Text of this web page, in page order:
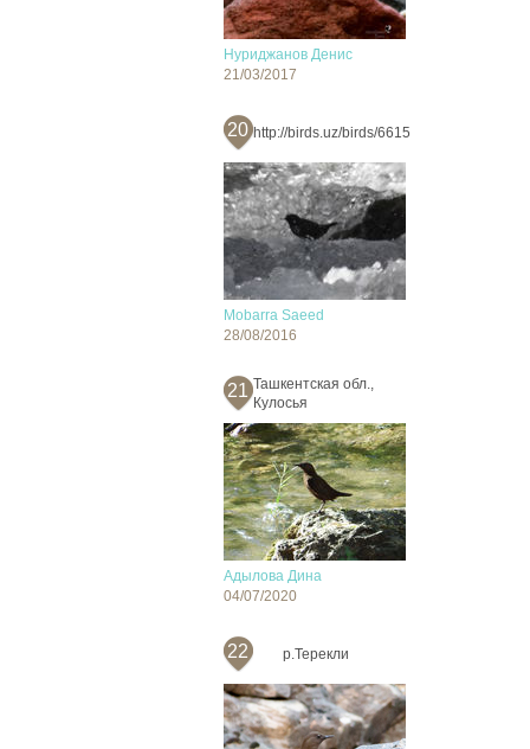
Нуриджанов Денис
21/03/2017
20 http://birds.uz/birds/6615
Mobarra Saeed
28/08/2016
21 Ташкентская обл.,
Кулосья
Адылова Дина
04/07/2020
22 р.Терекли